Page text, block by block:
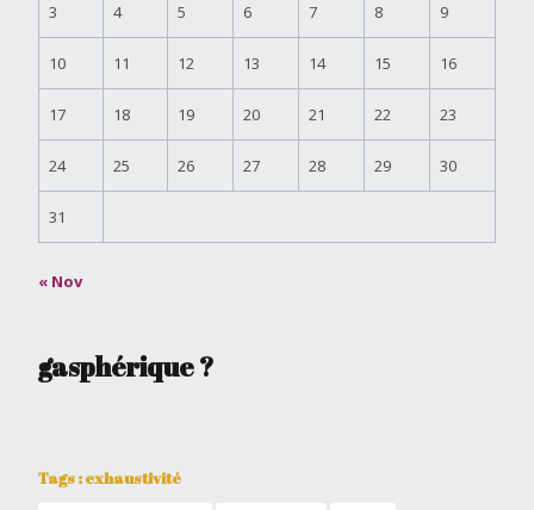
3 4 5 6 7 8 9
10 11 12 13 14 15 16
17 18 19 20 21 22 23
24 25 26 27 28 29 30
31
« Nov
gasphérique ?
Tags : exhaustivité